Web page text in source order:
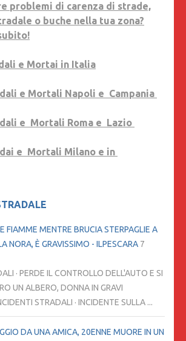
problemi di carenza di strade,
o buche nella tua zona?
e Mortai in Italia
e Mortali Napoli e Campania
e Mortali Roma e Lazio
e Mortali Milano e in
FIAMME MENTRE BRUCIA STERPAGLIE A
NORA, È GRAVISSIMO - ILPESCARA 7
· PERDE IL CONTROLLO DELL'AUTO E SI
UN ALBERO, DONNA IN GRAVI
STRADALI · INCIDENTE SULLA ...
DA UNA AMICA, 20ENNE MUORE IN UN